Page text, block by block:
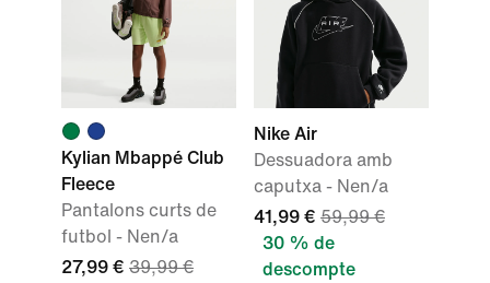
Kylian Mbappé Club
Fleece
Pantalons curts de
futbol - Nen/a
27,99 € 39,99 €
Nike Air
Dessuadora amb
caputxa - Nen/a
41,99 € 59,99 €
30 % de
descompte